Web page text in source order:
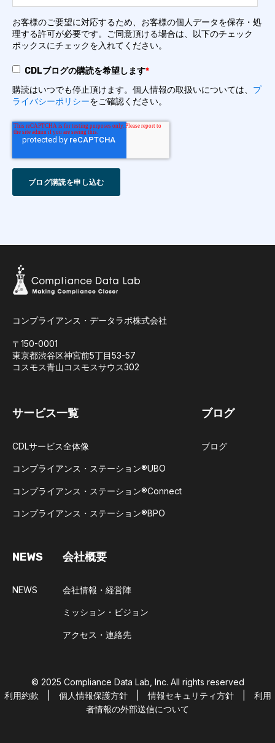
お客様のご要望に対応するため、お客様の個人データを保存・処
理する許可が必要です。ご同意頂ける場合は、以下のチェック
ボックスにチェックを入れてください。
CDLブログの購読を希望します*
購読はいつでも停止頂けます。個人情報の取扱いについては、 プ
ライバシーポリシーをご確認ください。
コンプライアンス・データラボ株式会社
〒150-0001
東京都渋谷区神宮前5丁目53-57
コスモス青山コスモスサウス302
サービス一覧
CDLサービス全体像
コンプライアンス・ステーション®UBO​
コンプライアンス・ステーション®Connect​
コンプライアンス・ステーション®BPO​
ブログ
ブログ
NEWS
NEWS
会社概要
会社情報・経営陣
ミッション・ビジョン
アクセス・連絡先
© 2025 Compliance Data Lab, Inc. All rights reserved
利用約款 | 個人情報保護方針 |情報セキュリティ方針 |
利用
者情報の外部送信について